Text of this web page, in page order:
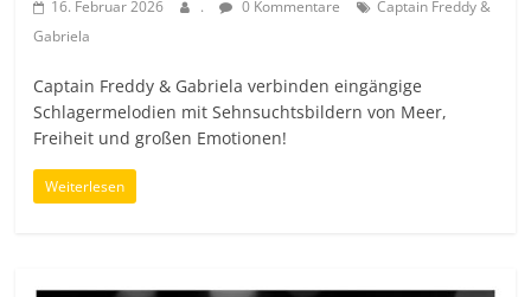
16. Februar 2026 . 0 Kommentare
Captain Freddy &
Gabriela
Captain Freddy & Gabriela verbinden eingängige
Schlagermelodien mit Sehnsuchtsbildern von Meer,
Freiheit und großen Emotionen!
Weiterlesen